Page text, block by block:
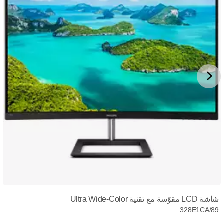
شاشة LCD مقوّسة مع تقنية Ultra Wide-Color
328E1CA/89